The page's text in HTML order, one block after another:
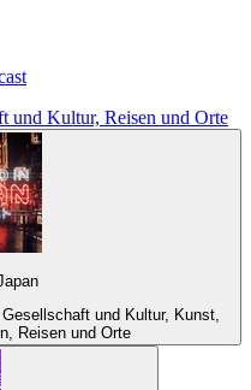
und Kultur, Reisen und Orte
und Kultur, Kunst,
Reisen und Orte